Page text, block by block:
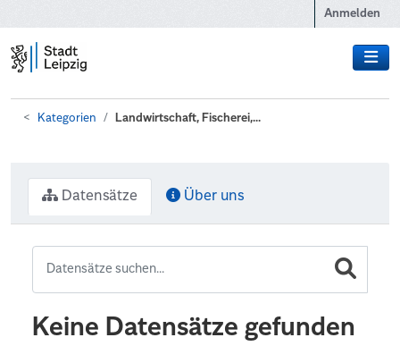
Anmelden
Kategorien Landwirtschaft, Fischerei,...
Datensätze Über uns
Keine Datensätze gefunden